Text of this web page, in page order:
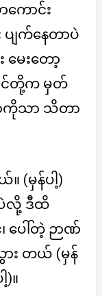
ောင်း
ပျက်နေတာပဲ
ေးတော့
င်တို့က မှတ်
ကိုသာ သိတာ
(မှန်ပါ့)
ပဲလို့ ဒီထိ
ေါ်တဲ့ ဉာဏ်
း တယ် (မှန်
)။